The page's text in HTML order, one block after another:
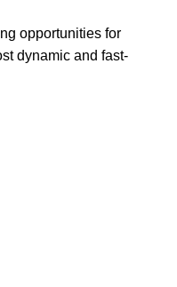
opportunities for
dynamic and fast-